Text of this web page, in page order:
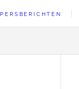
PERSBERICHTEN